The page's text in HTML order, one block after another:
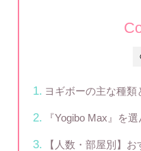
ヨギボーの主な種類
『Yogibo Max』を
【人数・部屋別】